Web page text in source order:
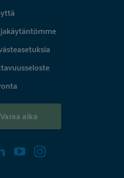
Varaa aika
LinkedInYoutube